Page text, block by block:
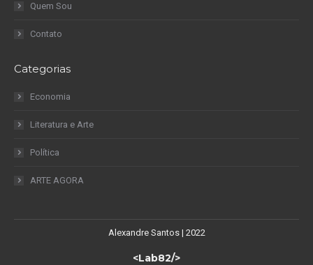
Quem Sou
Contato
Categorias
Economia
Literatura e Arte
Política
ARTE AGORA
Alexandre Santos | 2022
<Lab82/>